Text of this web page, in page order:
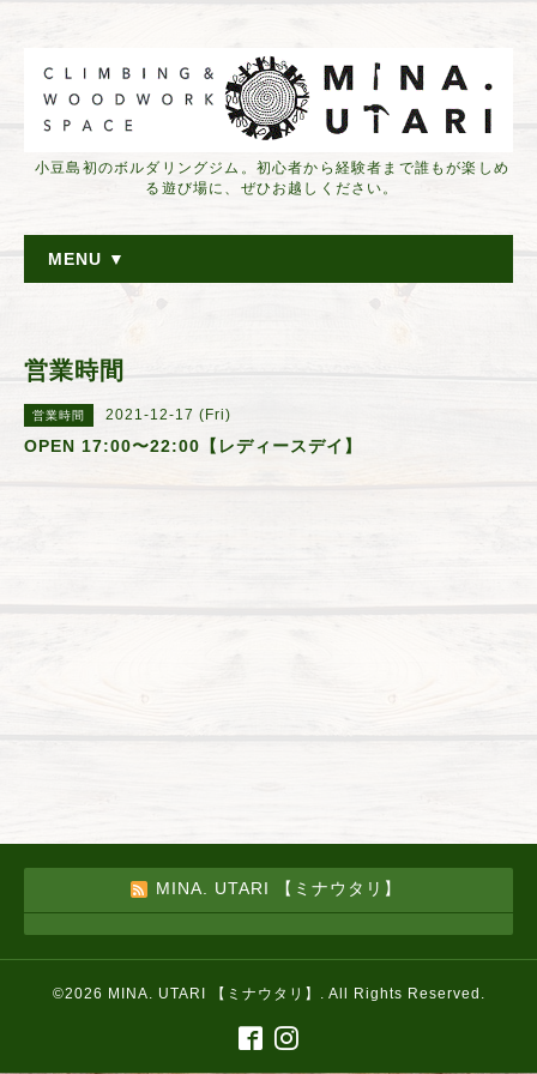
小豆島初のボルダリングジム。初心者から経験者まで誰もが楽しめ
る遊び場に、ぜひお越しください。
MENU ▼
営業時間
営業時間 2021-12-17 (Fri)
OPEN 17:00〜22:00【レディースデイ】
MINA. UTARI 【ミナウタリ】
©2026 MINA. UTARI 【ミナウタリ】 . All Rights Reserved.